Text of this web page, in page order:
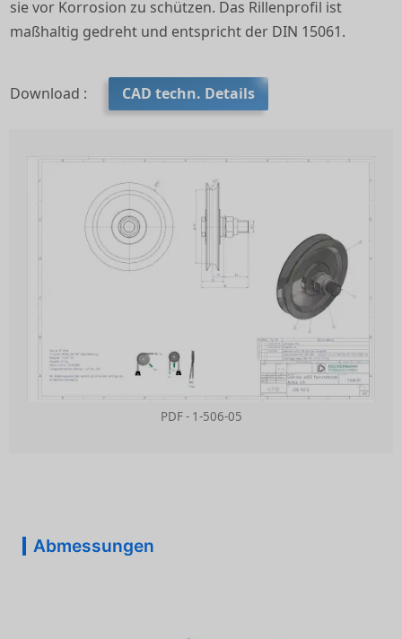
sie vor Korrosion zu schützen. Das Rillenprofil ist
maßhaltig gedreht und entspricht der DIN 15061.
Download : CAD techn. Details
PDF - 1-506-05
Abmessungen